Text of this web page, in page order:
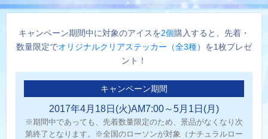
キャンペーン期間中に対象のアイスを2個購入すると、先着・
数量限定でオリジナルクリアステッカー（全3種） を1枚プレゼ
ント！
キャンペーン期間
2017年4月18日(火)AM7:00～5月1日(月)
※期間中であっても、先着数量限定のため、景品がなくなり次
第終了となります。※全国のローソンが対象（ナチュラルロー